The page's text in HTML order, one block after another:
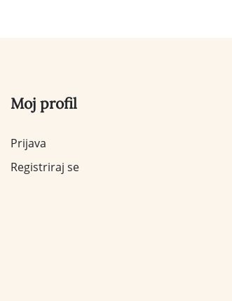
Moj profil
Prijava
Registriraj se